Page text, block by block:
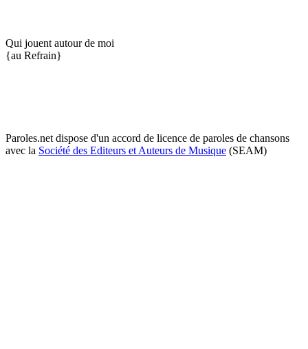
Qui jouent autour de moi
{au Refrain}
Paroles.net dispose d'un accord de licence de paroles de chansons
avec la Société des Editeurs et Auteurs de Musique (SEAM)